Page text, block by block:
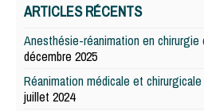
ARTICLES RÉCENTS
Anesthésie-réanimation en chirurgie
décembre 2025
Réanimation médicale et
juillet 2024